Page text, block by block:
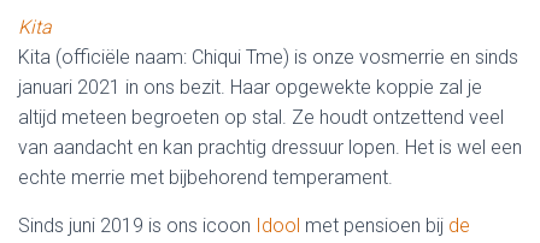
Kita
Kita (officiële naam: Chiqui Tme) is onze vosmerrie en sinds
januari 2021 in ons bezit. Haar opgewekte koppie zal je
altijd meteen begroeten op stal. Ze houdt ontzettend veel
van aandacht en kan prachtig dressuur lopen. Het is wel een
echte merrie met bijbehorend temperament.
Sinds juni 2019 is ons icoon Idool met pensioen bij de